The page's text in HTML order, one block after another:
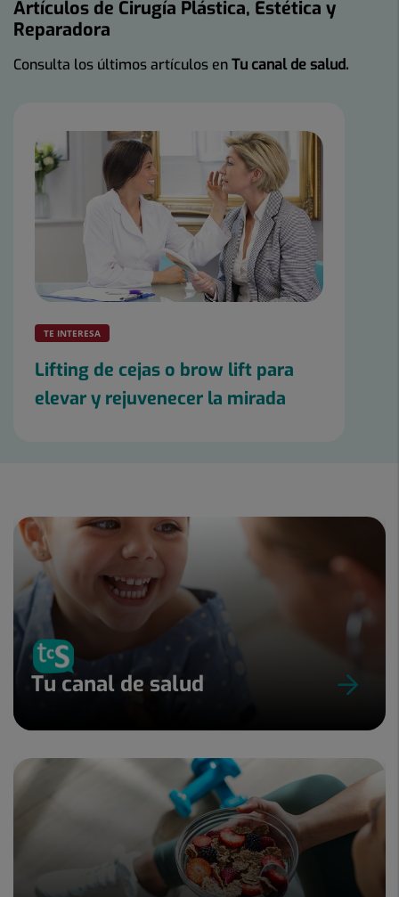
Artículos de Cirugía Plástica, Estética y
Reparadora
Consulta los últimos artículos enTu canal de salud.
TE INTERESA
Lifting de cejas o brow lift para
elevar y rejuvenecer la mirada
Tu canal de salud